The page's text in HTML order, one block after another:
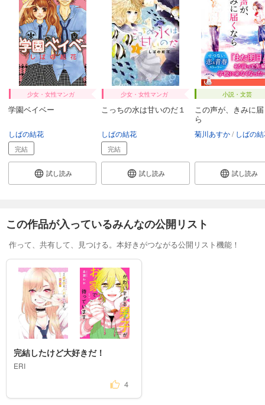
少女・女性マンガ
学園ベイベー
しばの結花
完結
試し読み
少女・女性マンガ
こっちの水は甘いのだ１
しばの結花
完結
試し読み
小説・文芸
この声が、きみに
ら
菊川あすか しばの
試し読み
この作品が入っているみんなの公開リスト
作って、共有して、見つける。本好きがつながる公開リスト機能！
完結したけど大好きだ！
ERI
4